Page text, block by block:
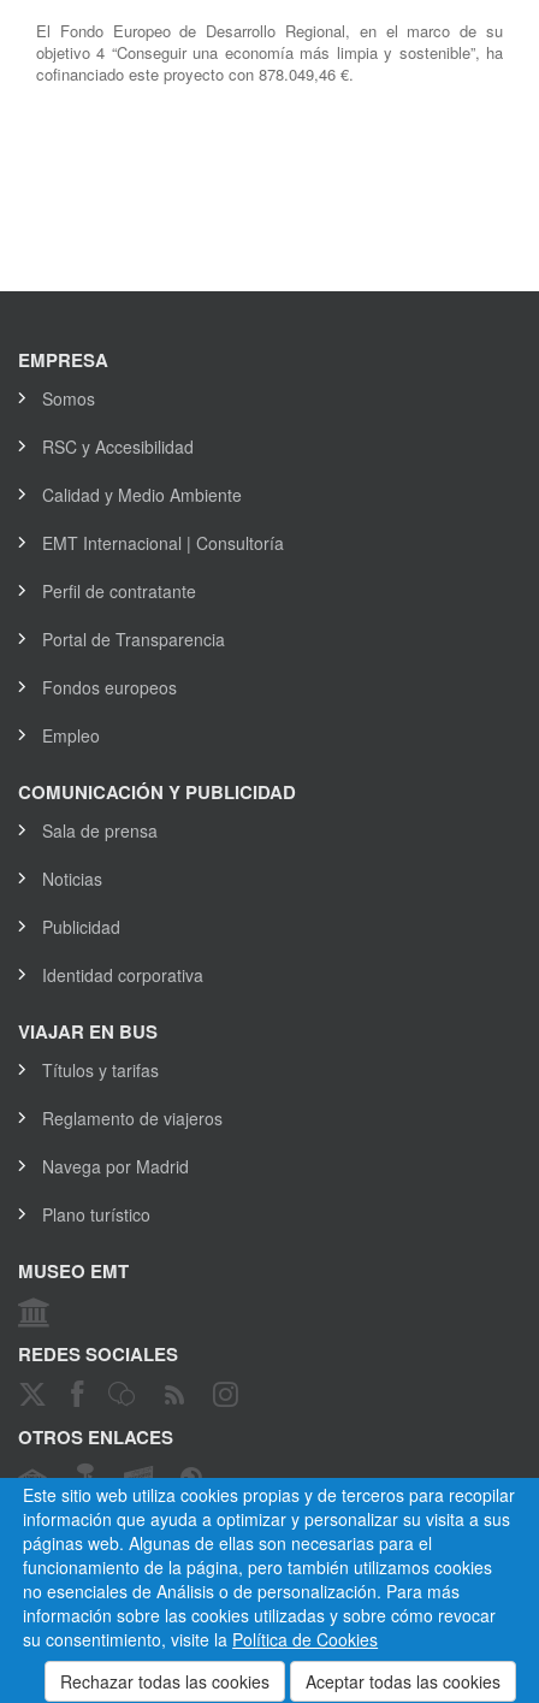
El Fondo Europeo de Desarrollo Regional, en el marco de su
objetivo 4 “Conseguir una economía más limpia y sostenible”, ha
cofinanciado este proyecto con 878.049,46 €.
Este sitio web utiliza cookies propias y de terceros para recopilar
información que ayuda a optimizar y personalizar su visita a sus
páginas web. Algunas de ellas son necesarias para el
funcionamiento de la página, pero también utilizamos cookies
no esenciales de Análisis o de personalización. Para más
información sobre las cookies utilizadas y sobre cómo revocar
su consentimiento, visite la Política de Cookies
EMPRESA
Somos
RSC y Accesibilidad
Calidad y Medio Ambiente
EMT Internacional | Consultoría
Perfil de contratante
Portal de Transparencia
Fondos europeos
Empleo
COMUNICACIÓN Y PUBLICIDAD
Sala de prensa
Noticias
Publicidad
Identidad corporativa
VIAJAR EN BUS
Títulos y tarifas
Reglamento de viajeros
Navega por Madrid
Plano turístico
MUSEO EMT
REDES SOCIALES
OTROS ENLACES
CANAL ÉTICO
Empresa Municipal de Transportes de Madrid, S. A.
Aviso legal
Normativa
Mapa del sitio
Cookies
Privacidad